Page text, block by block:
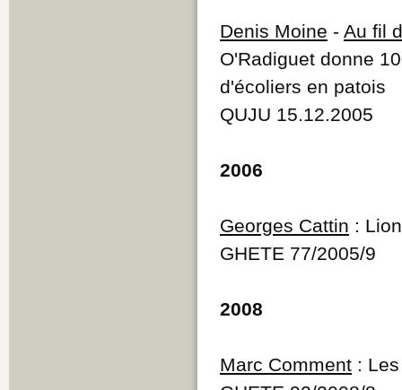
Denis Moine - Au fil
O'Radiguet donne
d'écoliers en patois
QUJU 15.12.2005
2006
Georges Cattin :
GHETE 77/2005/9
2008
Marc Comment :